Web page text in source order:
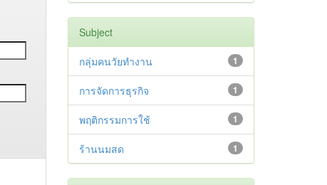
Subject
1
กลุ่มคนวัยทำงาน
1
การจัดการธุรกิจ
1
พฤติกรรมการใช้
1
ร้านนมสด